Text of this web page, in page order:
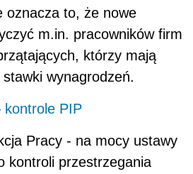
oznacza to, że nowe
m.in. pracowników firm
którzy mają
wynagrodzeń.
kontrole PIP
Pracy - na mocy ustawy
kontroli przestrzegania